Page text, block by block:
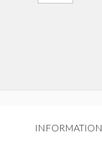
INFORMATION